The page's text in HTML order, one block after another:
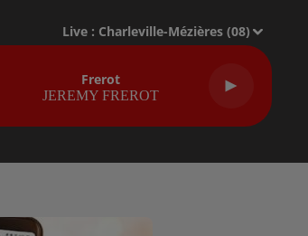
Live : Charleville-Mézières (08)
Frerot
JEREMY FREROT